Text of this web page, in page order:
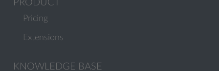
PRODUCT
Pricing
Extensions
KNOWLEDGE BASE